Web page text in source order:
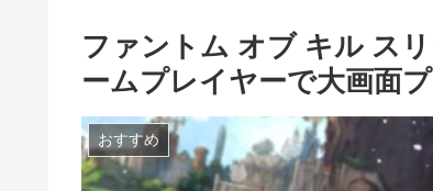
ファントム オブ キル ス
ームプレイヤーで大画面
おすすめ